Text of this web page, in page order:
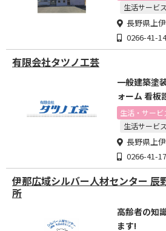
生活サービ
長野県上
0266-41-
有限会社タツノ工芸
一般建築塗
ォーム 看板
生活・サービ
生活サービ
長野県上
0266-41-
伊那広域シルバー人材センター 辰
所
高齢者の知
ます!